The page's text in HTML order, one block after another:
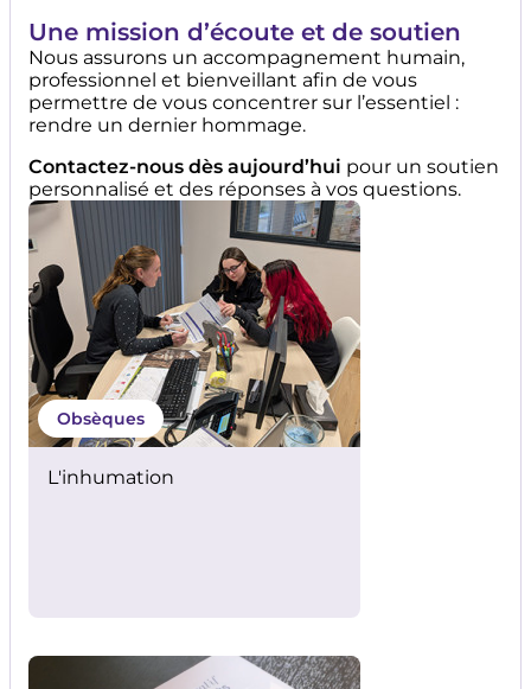
Une mission d’écoute et de soutien
Nous assurons un accompagnement humain,
professionnel et bienveillant afin de vous
permettre de vous concentrer sur l’essentiel :
rendre un dernier hommage.
Contactez-nous dès aujourd’hui pour un soutien
personnalisé et des réponses à vos questions.
Obsèques
L'inhumation